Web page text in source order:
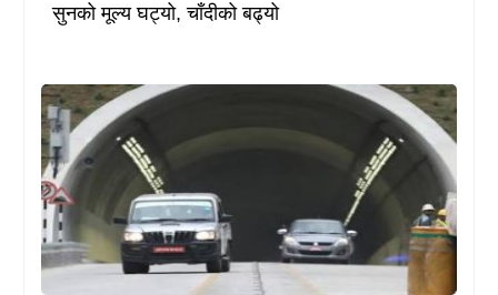
सुनको मूल्य घट्यो, चाँदीको बढ्यो